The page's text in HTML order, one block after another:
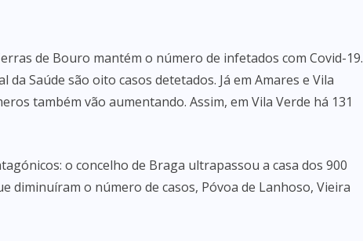
de Bouro mantém o número de infetados com Covid-19.
Saúde são oito casos detetados. Já em Amares e Vila
também vão aumentando. Assim, em Vila Verde há 131
o concelho de Braga ultrapassou a casa dos 900
diminuíram o número de casos, Póvoa de Lanhoso, Vieira